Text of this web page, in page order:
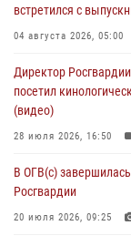
В Центральном
108‑летию генерала
Росгвардейцы
Подмосковье (видео)
06 августа 2026, 12:35
встретился с
04 августа 2026, 05:00
Директор
посетил
(видео)
28 июля 2026, 16:50
В ОГВ(с)
Росгвардии
20 июля 2026, 09:25